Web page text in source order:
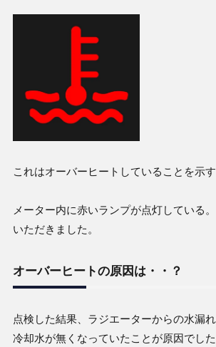
これはオーバーヒートしていることを示す
メーター内に赤いランプが点灯している
いただきました。
オーバーヒートの原因は・・？
点検した結果、ラジエーターからの水漏
冷却水が無くなっていたことが原因でした